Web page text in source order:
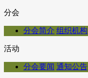
分会
分会简介 组织机构
活动
分会要闻 通知公告